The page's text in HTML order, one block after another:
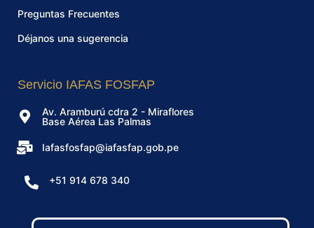
Preguntas Frecuentes
Déjanos una sugerencia
Servicio IAFAS FOSFAP
Av. Aramburú cdra 2 - Miraflores
Base Aérea Las Palmas
Iafasfosfap@iafasfap.gob.pe
+51 914 678 340